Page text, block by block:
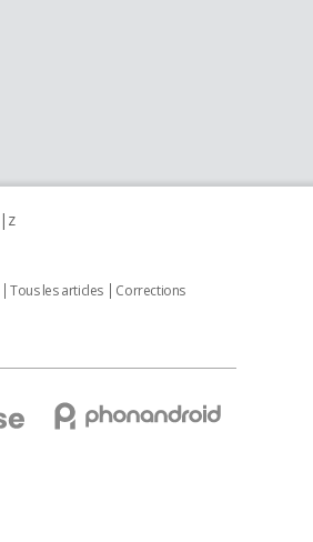
z
Tous les articles
Corrections